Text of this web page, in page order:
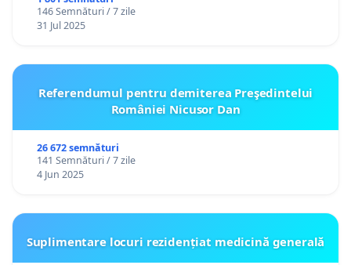
146 Semnături / 7 zile
31 Jul 2025
Referendumul pentru demiterea Preşedintelui
României Nicusor Dan
26 672 semnături
141 Semnături / 7 zile
4 Jun 2025
Suplimentare locuri rezidențiat medicină generală